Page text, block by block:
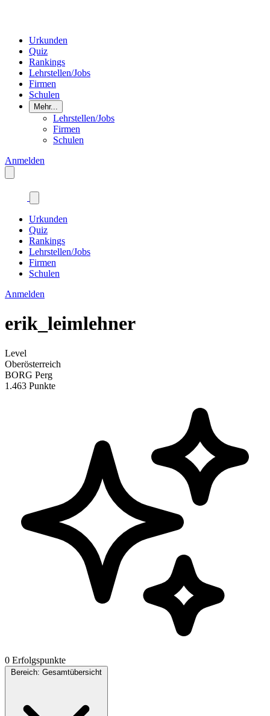
Urkunden
Quiz
Rankings
Lehrstellen/Jobs
Firmen
Schulen
Mehr...
Lehrstellen/Jobs
Firmen
Schulen
Anmelden
Urkunden
Quiz
Rankings
Lehrstellen/Jobs
Firmen
Schulen
Anmelden
erik_leimlehner
Level
Oberösterreich
BORG Perg
1.463 Punkte
0 Erfolgspunkte
Bereich: Gesamtübersicht